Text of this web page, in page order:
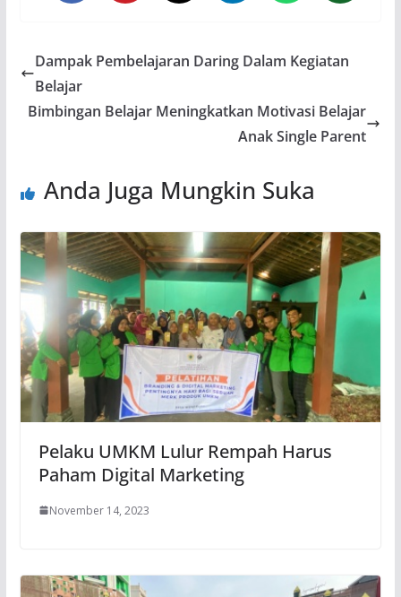
Dampak Pembelajaran Daring Dalam Kegiatan
Belajar
Bimbingan Belajar Meningkatkan Motivasi Belajar
Anak Single Parent
Anda Juga Mungkin Suka
Pelaku UMKM Lulur Rempah Harus
Paham Digital Marketing
November 14, 2023